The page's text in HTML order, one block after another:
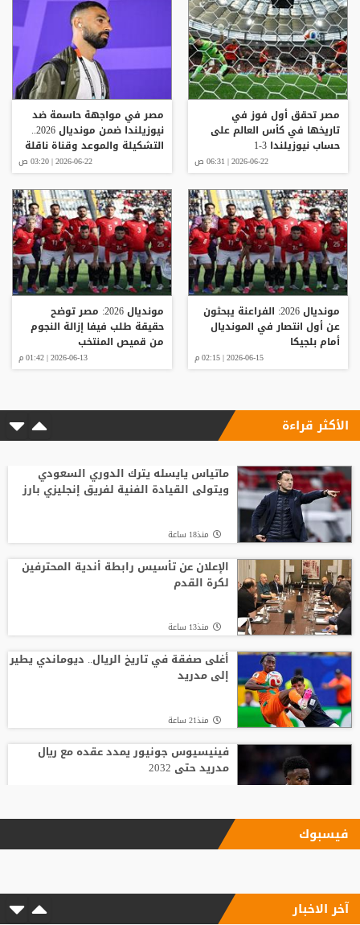
مصر تحقق أول فوز في
تاريخها في كأس العالم على
حساب نيوزيلندا 3-1
2026-06-22 | 06:31 ص
مصر في مواجهة حاسمة ضد
نيوزيلندا ضمن مونديال 2026..
التشكيلة والموعد وقناة ناقلة
2026-06-22 | 03:20 ص
مونديال 2026: الفراعنة يبحثون
عن أول انتصار في المونديال
أمام بلجيكا
2026-06-15 | 02:15 م
مونديال 2026: مصر توضح
حقيقة طلب فيفا إزالة النجوم
من قميص المنتخب
2026-06-13 | 01:42 م
الأكثر قراءة
ماتياس يايسله يترك الدوري السعودي
ويتولى القيادة الفنية لفريق إنجليزي بارز
منذ18 ساعة
الإعلان عن تأسيس رابطة أندية المحترفين
لكرة القدم
منذ13 ساعة
أغلى صفقة في تاريخ الريال.. ديوماندي يطير
إلى مدريد
منذ21 ساعة
فينيسيوس جونيور يمدد عقده مع ريال
مدريد حتى 2032
الاتحاد يودع فابينيو برسالة مؤثرة فيسبوك
آخر الاخبار